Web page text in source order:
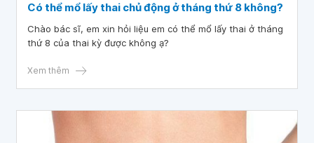
Có thể mổ lấy thai chủ động ở tháng thứ 8 không?
Chào bác sĩ, em xin hỏi liệu em có thể mổ lấy thai ở tháng
thứ 8 của thai kỳ được không ạ?
Xem thêm